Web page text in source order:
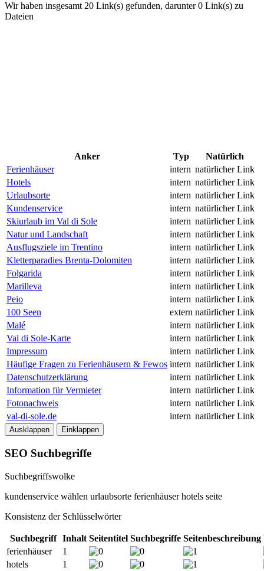
Wir haben insgesamt 20 Link(s) gefunden, darunter 0 Link(s) zu
Dateien
Anker Typ
Natürlich
Ferienhäuser
intern natürlicher Link
Hotels
intern natürlicher Link
Urlaubsorte
intern natürlicher Link
Kundenservice
intern natürlicher Link
Skiurlaub im Val di Sole
intern natürlicher Link
Natur und Landschaft
intern natürlicher Link
Ausflugsziele im Trentino
intern natürlicher Link
Kletterparadies Brenta-Dolomiten
intern natürlicher Link
Folgarida
intern natürlicher Link
Marilleva
intern natürlicher Link
Peio
intern natürlicher Link
100 Seen
extern natürlicher Link
Malé
intern natürlicher Link
Val di Sole-Karte
intern natürlicher Link
Impressum
intern natürlicher Link
Häufige Fragen zu Ferienhäusern & Fewos intern natürlicher Link
Datenschutzerklärung
intern natürlicher Link
Information für Vermieter
intern natürlicher Link
Fotonachweis
intern natürlicher Link
val-di-sole.de
intern natürlicher Link
Ausklappen Einklappen
SEO Suchbegriffe
Suchbegriffswolke
kundenservice wählen urlaubsorte ferienhäuser hotels seite
Konsistenz der Schlüsselwörter
Suchbegriff Inhalt Seitentitel Suchbegriffe Seitenbeschreibung
ferienhäuser
1
hotels
1